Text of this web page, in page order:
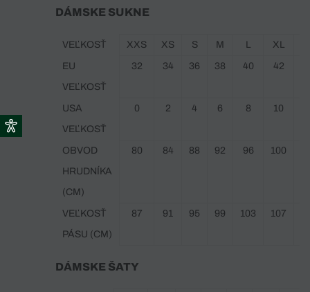
DÁMSKE SUKNE
VEĽKOSŤ XXS XS S M L XL
EU
VEĽKOSŤ
32 34 36 38 40 42
USA
VEĽKOSŤ
0 2 4 6 8 10
OBVOD
HRUDNÍKA
(CM)
80 84 88 92 96 100
VEĽKOSŤ
PÁSU (CM)
87 91 95 99 103 107
DÁMSKE ŠATY